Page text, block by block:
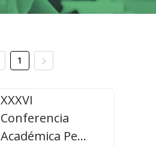
1
XXXVI
Conferencia
Académica Pe...